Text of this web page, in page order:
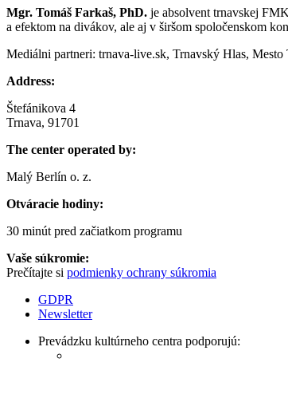
Mgr. Tomáš Farkaš, PhD. je absolvent trnavskej
a efektom na divákov, ale aj v širšom spoločenskom
Mediálni partneri: trnava-live.sk, Trnavský Hlas,
Address:
Štefánikova 4
Trnava, 91701
The center operated by:
Malý Berlín o. z.
Otváracie hodiny:
30 minút pred začiatkom programu
Vaše súkromie:
Prečítajte si podmienky ochrany súkromia
GDPR
Newsletter
Prevádzku kultúrneho centra podporujú: